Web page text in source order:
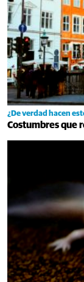
¿De verdad hacen
Costumbres que